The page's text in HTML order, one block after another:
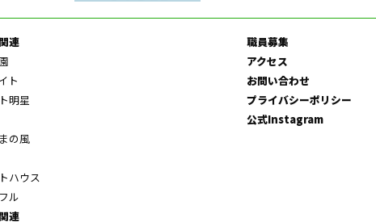
連
ト
明星
の風
ハウス
ル
連
職員募集
アクセス
お問い合わせ
プライバシーポリシー
公式Instagram